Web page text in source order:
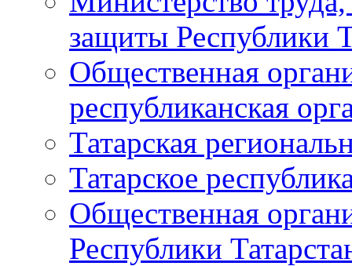
защиты Республики
Общественная
республиканская
Татарская
Татарское
Общественная
Республики